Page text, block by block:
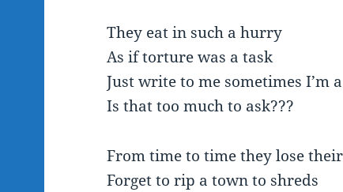
They eat in such a hurry
As if torture was a task
Just write to me sometimes
Is that too much to ask???
From time to time they lose
Forget to rip a town to shreds